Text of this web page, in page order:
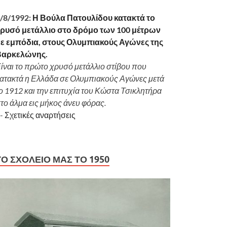
8/1992: Η Βούλα Πατουλίδου κατακτά το
μετάλλιο στο δρόμο των 100 μέτρων
εμπόδια, στους Ολυμπιακούς Αγώνες της
το πρώτο χρυσό μετάλλιο στίβου που
η Ελλάδα σε Ολυμπιακούς Αγώνες μετά
1912 και την επιτυχία του Κώστα Τσικλητήρα
άλμα εις μήκος άνευ φόρας.
- Σχετικές αναρτήσεις
ΣΧΟΛΕΊΟ ΜΑΣ ΤΟ 1950